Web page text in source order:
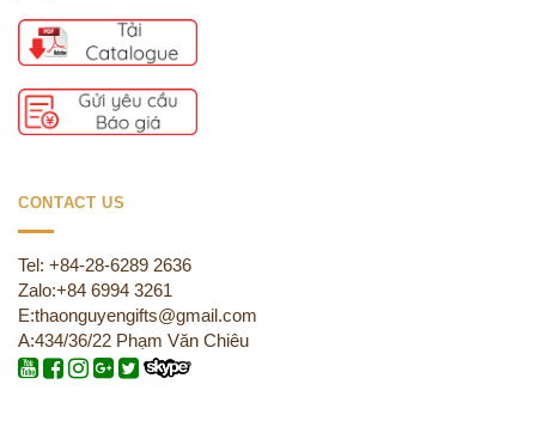
CONTACT US
Tel: +84-28-6289 2636
Zalo:+84 6994 3261
E:thaonguyengifts@gmail.com
A:434/36/22 Phạm Văn Chiêu